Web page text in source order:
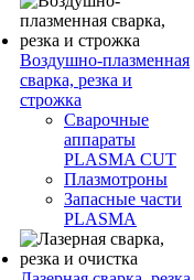
Воздушно-плазменная
сварка, резка и
строжка
Сварочные
аппараты
PLASMA CUT
Плазмотроны
Запасные части
PLASMA